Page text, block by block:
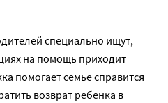
специально ищут,
на помощь приходит
помогает семье справится
возврат ребенка в